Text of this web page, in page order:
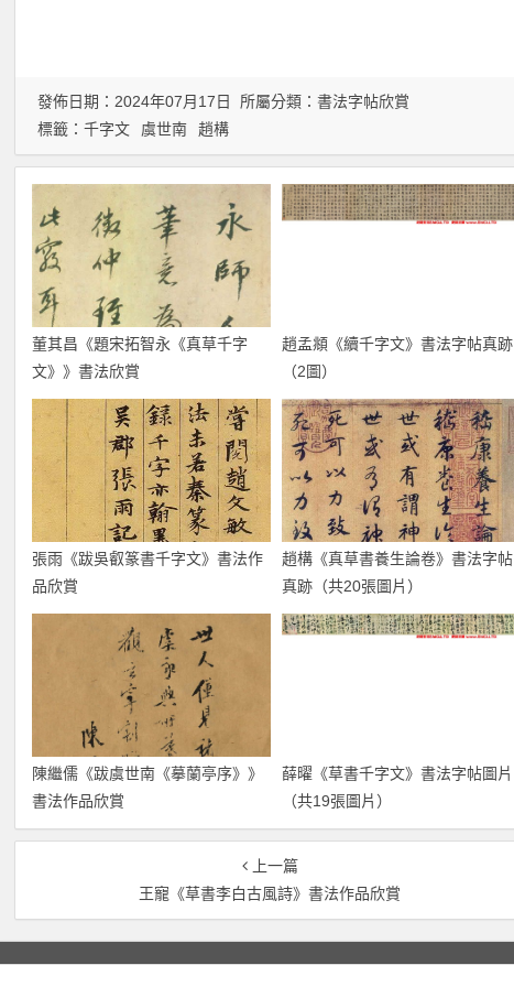
發佈日期：2024年07月17日 所屬分類：書法字帖欣賞
標籤：千字文 虞世南 趙構
董其昌《題宋拓智永《真草千字
文》》書法欣賞
趙孟頫《續千字文》書法字帖真跡
（2圖）
張雨《跋吳叡篆書千字文》書法作
品欣賞
趙構《真草書養生論卷》書法字帖
真跡（共20張圖片）
陳繼儒《跋虞世南《摹蘭亭序》》
書法作品欣賞
薛曜《草書千字文》書法字帖圖片
（共19張圖片）
上一篇
王寵《草書李白古風詩》書法作品欣賞